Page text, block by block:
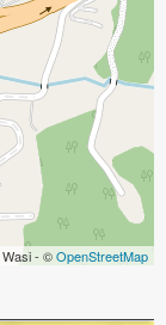
Wasi - ©OpenStreetMap